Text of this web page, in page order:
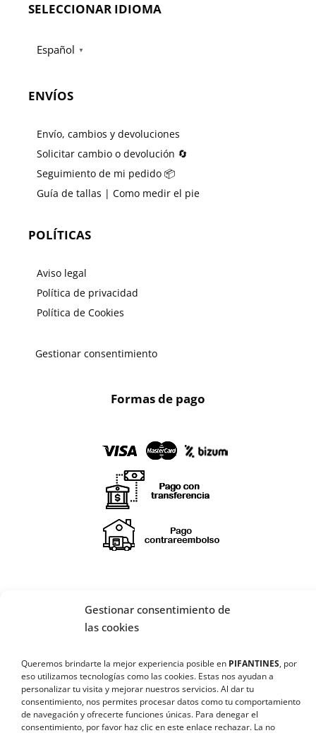
Gestionar consentimiento de
las cookies
Queremos brindarte la mejor experiencia posible en PIFANTINES, por
eso utilizamos tecnologías como las cookies. Estas nos ayudan a
personalizar tu visita y mejorar nuestros servicios. Al dar tu
consentimiento, nos permites procesar datos como tu comportamiento
de navegación y ofrecerte funciones únicas. Para denegar el
consentimiento, por favor haz clic en este enlace rechazar. La no
SELECCIONAR IDIOMA
Español ▼
ENVÍOS
Envío, cambios y devoluciones
Solicitar cambio o devolución 🔄
Seguimiento de mi pedido 📦
Guía de tallas | Como medir el pie
POLÍTICAS
Aviso legal
Política de privacidad
Política de Cookies
Gestionar consentimiento
Formas de pago
¡SÍGUENOS EN REDES SOCIALES!
CAMBIO/DEVOLUCIÓN
📞 Contactar Whatsapp